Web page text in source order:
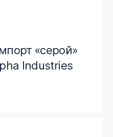
«серой»
Industries